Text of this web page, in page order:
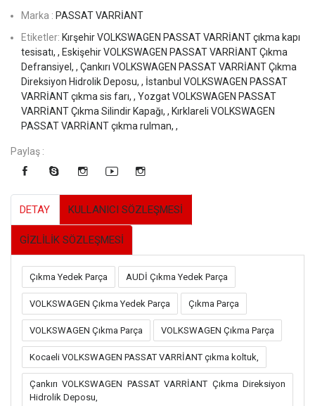
Marka : PASSAT VARRİANT
Etiketler: Kırşehir VOLKSWAGEN PASSAT VARRİANT çıkma kapı
tesisatı, , Eskişehir VOLKSWAGEN PASSAT VARRİANT Çıkma
Defransiyel, , Çankırı VOLKSWAGEN PASSAT VARRİANT Çıkma
Direksiyon Hidrolik Deposu, , İstanbul VOLKSWAGEN PASSAT
VARRİANT çıkma sis farı, , Yozgat VOLKSWAGEN PASSAT
VARRİANT Çıkma Silindir Kapağı, , Kırklareli VOLKSWAGEN
PASSAT VARRİANT çıkma rulman, ,
Paylaş :
DETAY KULLANICI SÖZLEŞMESİ
GİZLİLİK SÖZLEŞMESİ
Çıkma Yedek Parça AUDİ Çıkma Yedek Parça
VOLKSWAGEN Çıkma Yedek Parça Çıkma Parça
VOLKSWAGEN Çıkma Parça VOLKSWAGEN Çıkma Parça
Kocaeli VOLKSWAGEN PASSAT VARRİANT çıkma koltuk,
Çankırı VOLKSWAGEN PASSAT VARRİANT Çıkma Direksiyon
Hidrolik Deposu,